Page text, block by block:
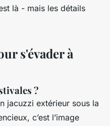
là - mais les détails
s'évader à
?
jacuzzi extérieur sous la
c’est l’image